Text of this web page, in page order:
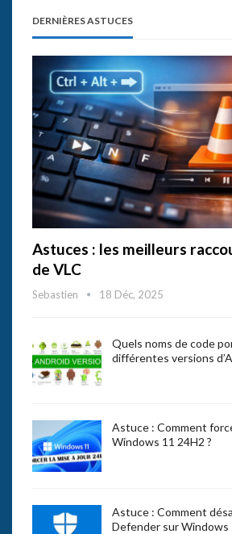
DERNIÈRES ASTUCES
Astuces : les meilleurs
de VLC
Sebastien 18 Déc, 2025
Quels noms de code
différentes versions
Astuce : Comment
Windows 11 24H2 ?
Astuce : Comment
Defender sur Windows